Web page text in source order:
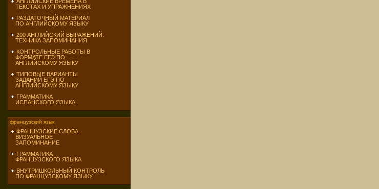
ТЕКСТАХ И УПРАЖНЕНИЯХ
РАЗДАТОЧНЫЙ МАТЕРИАЛ
ПО АНГЛИЙСКОМУ ЯЗЫКУ
200 АНГЛИЙСКИЙ ВЫРАЖЕНИЙ.
ТЕХНИКА ЗАПОМИНАНИЯ
КОНТРОЛЬНЫЕ РАБОТЫ В
ФОРМАТЕ ЕГЭ ПО
АНГЛИЙСКОМУ ЯЗЫКУ
ТИПОВЫЕ ВАРИАНТЫ
ЗАДАНИЙ ЕГЭ ПО
АНГЛИЙСКОМУ ЯЗЫКУ
ГРАММАТИКА
ИСПАНСКОГО ЯЗЫКА
французский язык
ФРАНЦУЗСКИЕ СЛОВА.
ВИЗУАЛЬНОЕ
ЗАПОМИНАНИЕ
ГРАММАТИКА
ФРАНЦУЗСКОГО ЯЗЫКА
ВНУТРИШКОЛЬНЫЙ КОНТРОЛЬ
ПО ФРАНЦУЗСКОМУ ЯЗЫКУ